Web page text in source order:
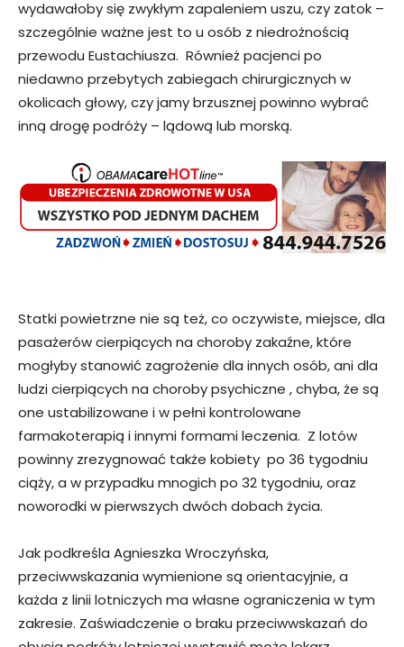
wydawałoby się zwykłym zapaleniem uszu, czy zatok –
szczególnie ważne jest to u osób z niedrożnością
przewodu Eustachiusza. Również pacjenci po
niedawno przebytych zabiegach chirurgicznych w
okolicach głowy, czy jamy brzusznej powinno wybrać
inną drogę podróży – lądową lub morską.
Statki powietrzne nie są też, co oczywiste, miejsce, dla
pasażerów cierpiących na choroby zakaźne, które
mogłyby stanowić zagrożenie dla innych osób, ani dla
ludzi cierpiących na choroby psychiczne , chyba, że są
one ustabilizowane i w pełni kontrolowane
farmakoterapią i innymi formami leczenia. Z lotów
powinny zrezygnować także kobiety po 36 tygodniu
ciąży, a w przypadku mnogich po 32 tygodniu, oraz
noworodki w pierwszych dwóch dobach życia.
Jak podkreśla Agnieszka Wroczyńska,
przeciwwskazania wymienione są orientacyjnie, a
każda z linii lotniczych ma własne ograniczenia w tym
zakresie. Zaświadczenie o braku przeciwwskazań do